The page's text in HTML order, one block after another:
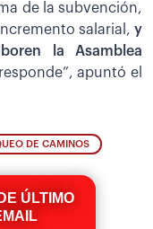
de la subvención,
salarial, y
la Asamblea
apuntó el
DE CAMINOS
ÚLTIMO